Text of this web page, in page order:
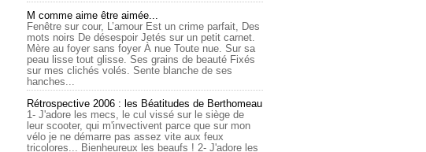
M comme aime être aimée...
Fenêtre sur cour, L’amour Est un crime parfait, Des
mots noirs De désespoir Jetés sur un petit carnet.
Mère au foyer sans foyer À nue Toute nue. Sur sa
peau lisse tout glisse. Ses grains de beauté Fixés
sur mes clichés volés. Sente blanche de ses
hanches...
Rétrospective 2006 : les Béatitudes de Berthomeau
1- J'adore les mecs, le cul vissé sur le siège de
leur scooter, qui m'invectivent parce que sur mon
vélo je ne démarre pas assez vite aux feux
tricolores... Bienheureux les beaufs ! 2- J'adore les